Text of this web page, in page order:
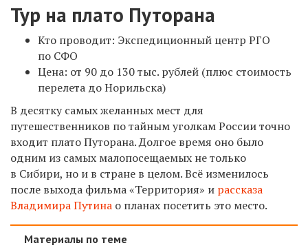
Тур на плато Путорана
Кто проводит: Экспедиционный центр РГО
по СФО
Цена: от 90 до 130 тыс. рублей (плюс стоимость
перелета до Норильска)
В десятку самых желанных мест для
путешественников по тайным уголкам России точно
входит плато Путорана. Долгое время оно было
одним из самых малопосещаемых не только
в Сибири, но и в стране в целом. Всё изменилось
после выхода фильма «Территория» и рассказа
Владимира Путина о планах посетить это место.
Материалы по теме